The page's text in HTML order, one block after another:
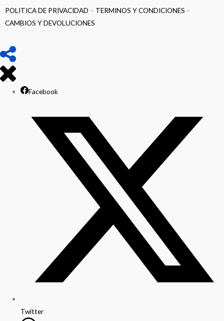
POLITICA DE PRIVACIDAD – TERMINOS Y CONDICIONES –
CAMBIOS Y DEVOLUCIONES
Facebook
Twitter